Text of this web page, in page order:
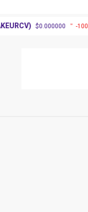
$0.000000 -100.00%